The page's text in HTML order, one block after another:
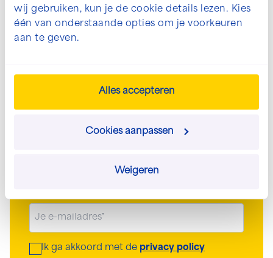
wij gebruiken, kun je de cookie details lezen. Kies
één van onderstaande opties om je voorkeuren
aan te geven.
Alles accepteren
Cookies aanpassen
Weigeren
nieuwsbrief
over onze projecten en ontwikkelingen binnen
Instemming
Ik ga akkoord met de privacy policy